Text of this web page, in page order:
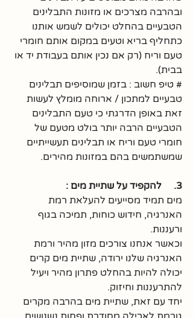
ובהרבה מצרכים או מזונות התבלינים
הטבעיים בהחלט יכולים לשמש אותנו
כתחליף בריא וטעים במקום אותם חומרי
טעם וריח (רק אם נכין אותם בעבודת יד או
בבית).
# טיפ חשוב : בזמן שמוסיפים תבלינים
טבעיים למתכון / ארוחה מומלץ לעשות
זאת באופן הדרגתי כי טעם התבלינים
הטבעיים הרבה יותר בולט מטעם של
חומרי טעם וריח או תבלינים תעשייתיים
שמשתמשים בהם במזונות מהירים.
3.     להקפיד על שתיית מים :
מים תמיד מסייעים להעלאת רמת
האנרגיה, חידוש כוחות, תמיכה בגוף
ורעננות.
וכאשר אנחנו צורכים מזון מהיר ורמת
האנרגיה שלנו ירודה, שתיית מים קרים
יכולה להיות בהחלט פתרון מהיר ויעיל
להתרעננות וחיזוק.
יחד עם זאת, שתיית מים בהרבה מקרים